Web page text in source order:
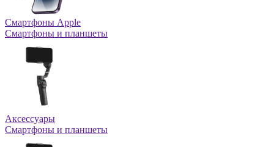
Смартфоны Apple
Смартфоны и планшеты
Аксессуары
Смартфоны и планшеты